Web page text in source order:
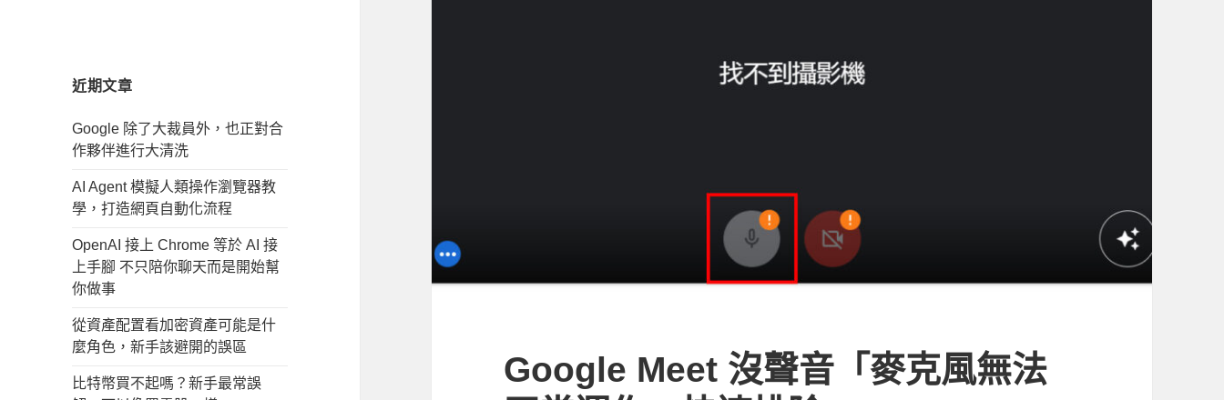
近期文章
Google 除了大裁員外，也正對合
作夥伴進行大清洗
AI Agent 模擬人類操作瀏覽器教
學，打造網頁自動化流程
OpenAI 接上 Chrome 等於 AI 接
上手腳 不只陪你聊天而是開始幫
你做事
從資產配置看加密資產可能是什
麼角色，新手該避開的誤區
比特幣買不起嗎？新手最常誤
Google Meet 沒聲音「麥克風無法